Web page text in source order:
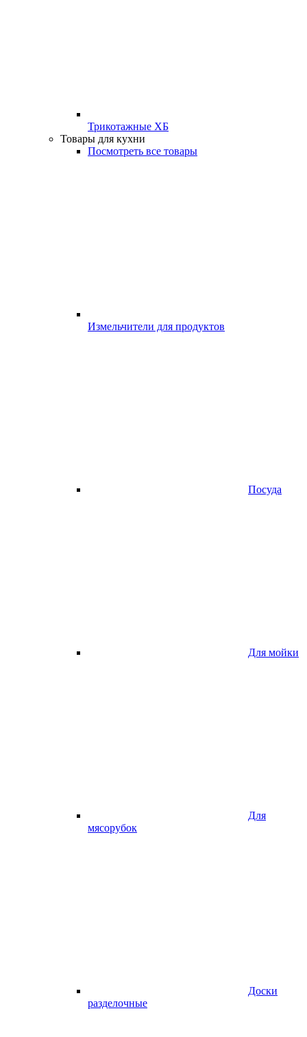
Трикотажные ХБ
Товары для кухни
Посмотреть все товары
Измельчители для продуктов
Посуда
Для мойки
Для
мясорубок
Доски
разделочные